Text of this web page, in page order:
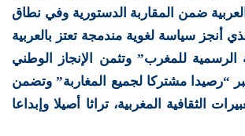
ضمن المقاربة الدستورية وفي نطاق
أنجز سياسة لغوية مندمجة تعتز بالعربية
الرسمية للمغرب” وتثمن الإنجاز الوطني
“رصيدا مشتركا لجميع المغاربة” وتضمن
الثقافية المغربية، تراثا أصيلا وإبداعا